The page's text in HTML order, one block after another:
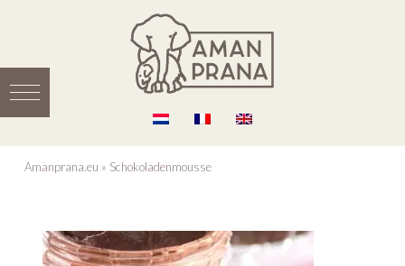
Amanprana.eu » Schokoladenmousse